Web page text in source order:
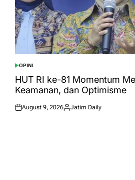
POSTED
IN
OPINI
HUT RI ke-81 Momentum
Keamanan, dan Optimisme
Posted
August 9, 2026
Posted
Jatim Daily